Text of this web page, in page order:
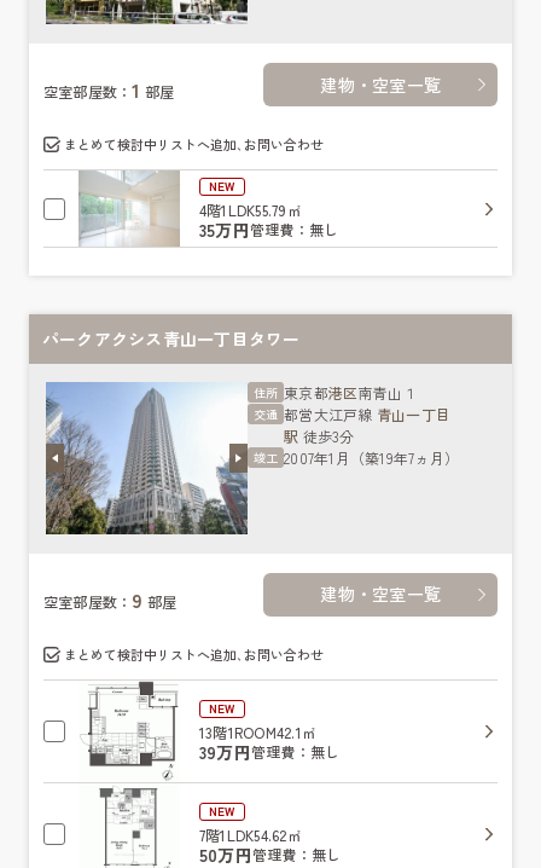
空室部屋数：1 部屋 建物・空室一覧
まとめて検討中リストへ追加､お問い合わせ
NEW
4階1LDK55.79㎡
35万円管理費：無し
パークアクシス青山一丁目タワー
住所 東京都港区南青山１
交通 都営大江戸線 青山一丁目
駅 徒歩3分
竣工 2007年1月（築19年7ヵ月）
空室部屋数： 9 部屋 建物・空室一覧
まとめて検討中リストへ追加､お問い合わせ
NEW
13階1ROOM42.1㎡
39万円管理費：無し
NEW
7階1LDK54.62㎡
50万円管理費：無し